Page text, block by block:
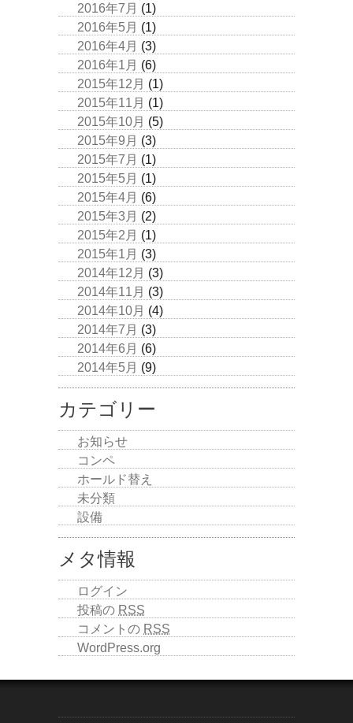
2016年7月 (1)
2016年5月 (1)
2016年4月 (3)
2016年1月 (6)
2015年12月 (1)
2015年11月 (1)
2015年10月 (5)
2015年9月 (3)
2015年7月 (1)
2015年5月 (1)
2015年4月 (6)
2015年3月 (2)
2015年2月 (1)
2015年1月 (3)
2014年12月 (3)
2014年11月 (3)
2014年10月 (4)
2014年7月 (3)
2014年6月 (6)
2014年5月 (9)
カテゴリー
お知らせ
コンペ
ホールド替え
未分類
設備
メタ情報
ログイン
投稿の RSS
コメントの RSS
WordPress.org